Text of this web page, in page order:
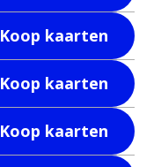
Koop kaarten
Koop kaarten
Koop kaarten